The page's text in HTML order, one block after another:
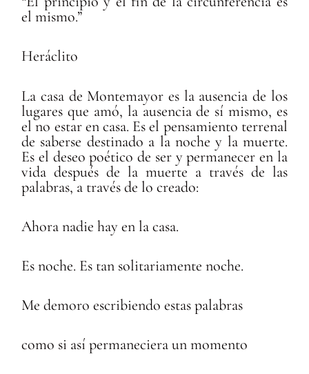
el mismo.”
Heráclito
La casa de Montemayor es la ausencia de los
lugares que amó, la ausencia de sí mismo, es
el no estar en casa. Es el pensamiento terrenal
de saberse destinado a la noche y la muerte.
Es el deseo poético de ser y permanecer en la
vida después de la muerte a través de las
palabras, a través de lo creado:
Ahora nadie hay en la casa.
Es noche. Es tan solitariamente noche.
Me demoro escribiendo estas palabras
como si así permaneciera un momento